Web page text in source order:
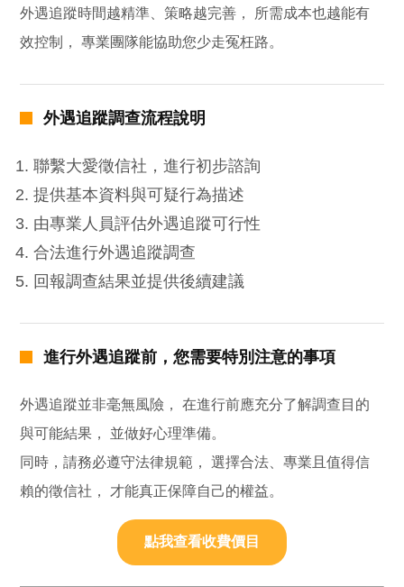
外遇追蹤時間越精準、策略越完善， 所需成本也越能有
效控制， 專業團隊能協助您少走冤枉路。
外遇追蹤調查流程說明
聯繫大愛徵信社，進行初步諮詢
提供基本資料與可疑行為描述
由專業人員評估外遇追蹤可行性
合法進行外遇追蹤調查
回報調查結果並提供後續建議
進行外遇追蹤前，您需要特別注意的事項
外遇追蹤並非毫無風險， 在進行前應充分了解調查目的
與可能結果， 並做好心理準備。
同時，請務必遵守法律規範， 選擇合法、專業且值得信
賴的徵信社， 才能真正保障自己的權益。
點我查看收費價目